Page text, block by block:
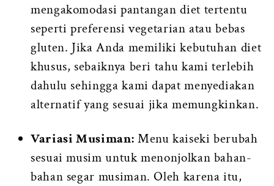
mengakomodasi pantangan diet tertentu
seperti preferensi vegetarian atau bebas
gluten. Jika Anda memiliki kebutuhan diet
khusus, sebaiknya beri tahu kami terlebih
dahulu sehingga kami dapat menyediakan
alternatif yang sesuai jika memungkinkan.
Variasi Musiman: Menu kaiseki berubah
sesuai musim untuk menonjolkan bahan-
bahan segar musiman. Oleh karena itu,